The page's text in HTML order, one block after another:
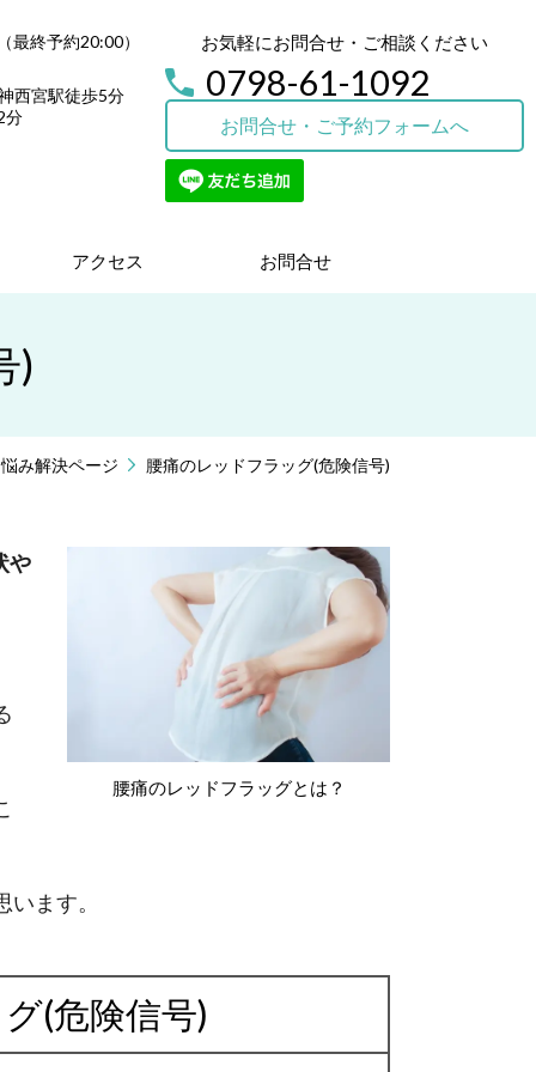
終予約20:00）
西宮駅徒歩5分
分
お気軽にお問合せ・ご相談ください
0798-61-1092
お問合せ・ご予約フォームへ
アクセス お問合せ
)
み解決ページ 腰痛のレッドフラッグ(危険信号)
腰痛のレッドフラッグとは？
や
ます。
(危険信号)